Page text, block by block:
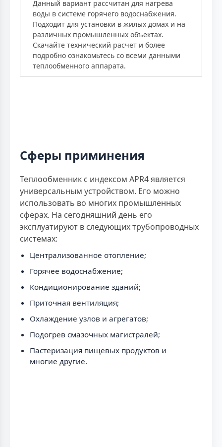
Данный вариант рассчитан для нагрева
воды в системе горячего водоснабжения.
Подходит для установки в жилых домах и на
различных промышленных объектах.
Скачайте технический расчет и более
подробно ознакомьтесь со всеми данными
теплообменного аппарата.
Сферы приминения
Теплообменник с индексом APR4 является
универсальным устройством. Его можно
использовать во многих промышленных
сферах. На сегодняшний день его
эксплуатируют в следующих трубопроводных
системах:
Централизованное отопление;
Горячее водоснабжение;
Кондиционирование зданий;
Приточная вентиляция;
Охлаждение узлов и агрегатов;
Подогрев смазочных магистралей;
Пастеризация пищевых продуктов и
многие другие.